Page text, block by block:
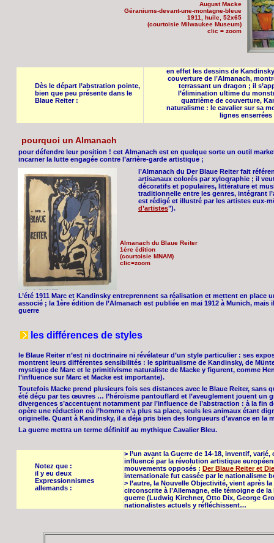
August Macke
Géraniums-devant-une-montagne-bleue
1911, huile, 52x65
(courtoisie Milwaukee Museum)
clic = zoom
Dès le départ l’abstration pointe,
bien que peu présente dans le
Blaue Reiter :
en effet les dessins de
couverture de l’Almanach,
terrassant un dragon ; il
l’élimination ultime du
quatrième de couverture,
naturalisme : le cavalier sur sa
lignes
pourquoi un Almanach
pour défendre leur position ! cet Almanach est en quelque sorte un outil
incarner la lutte engagée contre l’arrière-garde artistique ;
l’Almanach du Der Blaue Reiter fait
artisanaux colorés par xylographie ; il
décoratifs et populaires, littérature et
traditionnelle entre les genres, intégrant
est rédigé et illustré par les artistes eux-
d’artistes").
Almanach du Blaue Reiter
1ère édition
(courtoisie MNAM)
clic=zoom
L’été 1911 Marc et Kandinsky entreprennent sa réalisation et mettent en place
associé ; la 1ère édition de l’Almanach est publiée en mai 1912 à Munich,
guerre
les différences de styles
le Blaue Reiter n’est ni doctrinaire ni révélateur d’un style particulier : ses
montrent leurs différentes sensibilités : le spiritualisme de Kandinsky, de
mystique de Marc et le primitivisme naturaliste de Macke y figurent, comme
l’influence sur Marc et Macke est importante).
Toutefois Macke prend plusieurs fois ses distances avec le Blaue Reiter, sans
été déçu par tes œuvres … l’héroïsme pantouflard et l’aveuglement jouent un
divergences s’accentuent notamment par l’influence de l’abstraction : à la fin
opère une réduction où l’homme n’a plus sa place, seuls les animaux étant
originelle. Quant à Kandinsky, il a déjà pris bien des longueurs d’avance en la
La guerre mettra un terme définitif au mythique Cavalier Bleu.
Notez que :
il y eu deux
Expressionnismes
allemands :
> l’un avant la Guerre de 14-18, inventif,
influencé par la révolution artistique
mouvements opposés : Der Blaue Reiter et
internationale fut cassée par le nationalisme
> l’autre, la Nouvelle Objectivité, vient après
circonscrite à l’Allemagne, elle témoigne de
guerre (Ludwig Kirchner, Otto Dix, George
nationalistes actuels y réfléchissent…